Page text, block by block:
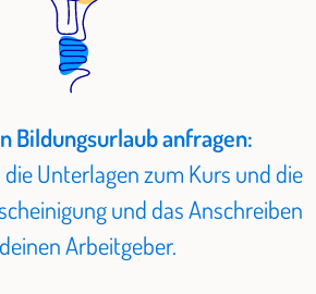
Bildungsurlaub anfragen:
Unterlagen zum Kurs und die
und das Anschreiben
Arbeitgeber.